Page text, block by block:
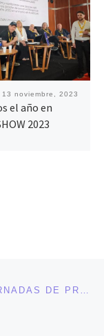
13 noviembre, 2023
el año en
2023